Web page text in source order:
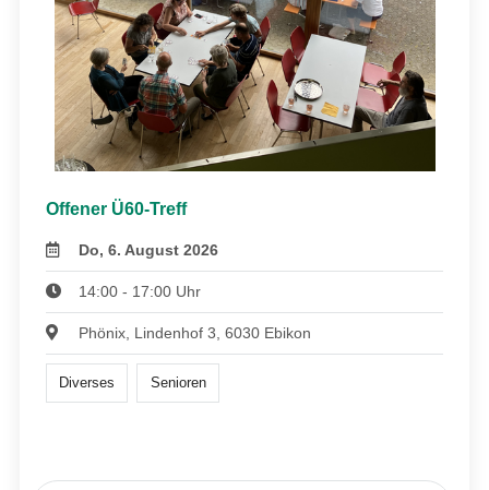
Offener Ü60-Treff
Do, 6. August 2026
14:00 - 17:00 Uhr
Phönix, Lindenhof 3, 6030 Ebikon
Diverses Senioren